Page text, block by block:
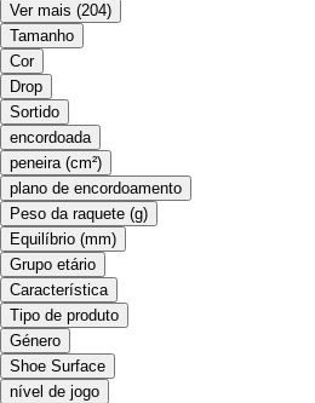
Ver mais (204)
Tamanho
Cor
Drop
Sortido
encordoada
peneira (cm²)
plano de encordoamento
Peso da raquete (g)
Equilíbrio (mm)
Grupo etário
Característica
Tipo de produto
Género
Shoe Surface
nível de jogo